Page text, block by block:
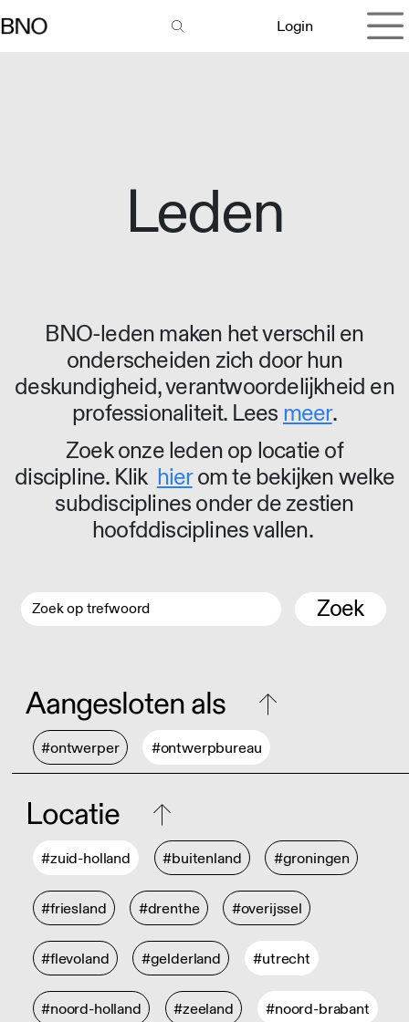
Login
Leden
BNO-leden maken het verschil en
onderscheiden zich door hun
deskundigheid, verantwoordelijkheid en
professionaliteit. Lees meer.
Zoek onze leden op locatie of
discipline. Klik hierom te bekijken welke
subdisciplines onder de zestien
hoofddisciplines vallen.
Zoek
Aangesloten als
#ontwerper #ontwerpbureau
Locatie
#zuid-holland #buitenland #groningen
#friesland #drenthe #overijssel
#flevoland #gelderland #utrecht
#noord-holland #zeeland #noord-brabant